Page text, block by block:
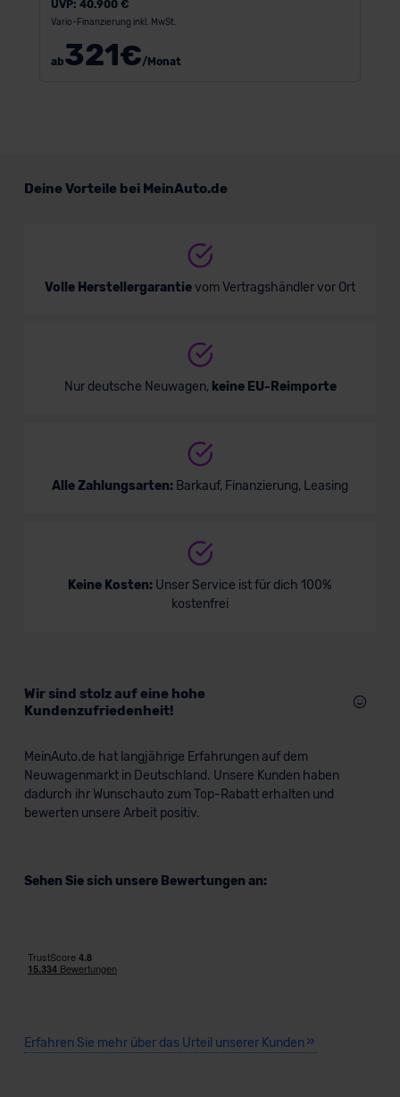
UVP: 40.900 €
Vario-Finanzierung inkl. MwSt.
ab321€/Monat
Deine Vorteile bei MeinAuto.de
Volle Herstellergarantievom Vertragshändler vor Ort
Nur deutsche Neuwagen, keine EU-Reimporte
Alle Zahlungsarten: Barkauf, Finanzierung, Leasing
Keine Kosten: Unser Service ist für dich 100%
kostenfrei
Wir sind stolz auf eine hohe
Kundenzufriedenheit!
MeinAuto.de hat langjährige Erfahrungen auf dem
Neuwagenmarkt in Deutschland. Unsere Kunden haben
dadurch ihr Wunschauto zum Top-Rabatt erhalten und
bewerten unsere Arbeit positiv.
Sehen Sie sich unsere Bewertungen an:
Erfahren Sie mehr über das Urteil unserer Kunden